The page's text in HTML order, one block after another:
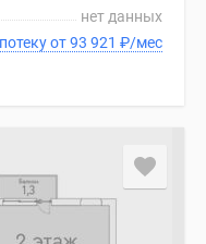
нет данных
В ипотеку от 93 921 ₽/мес